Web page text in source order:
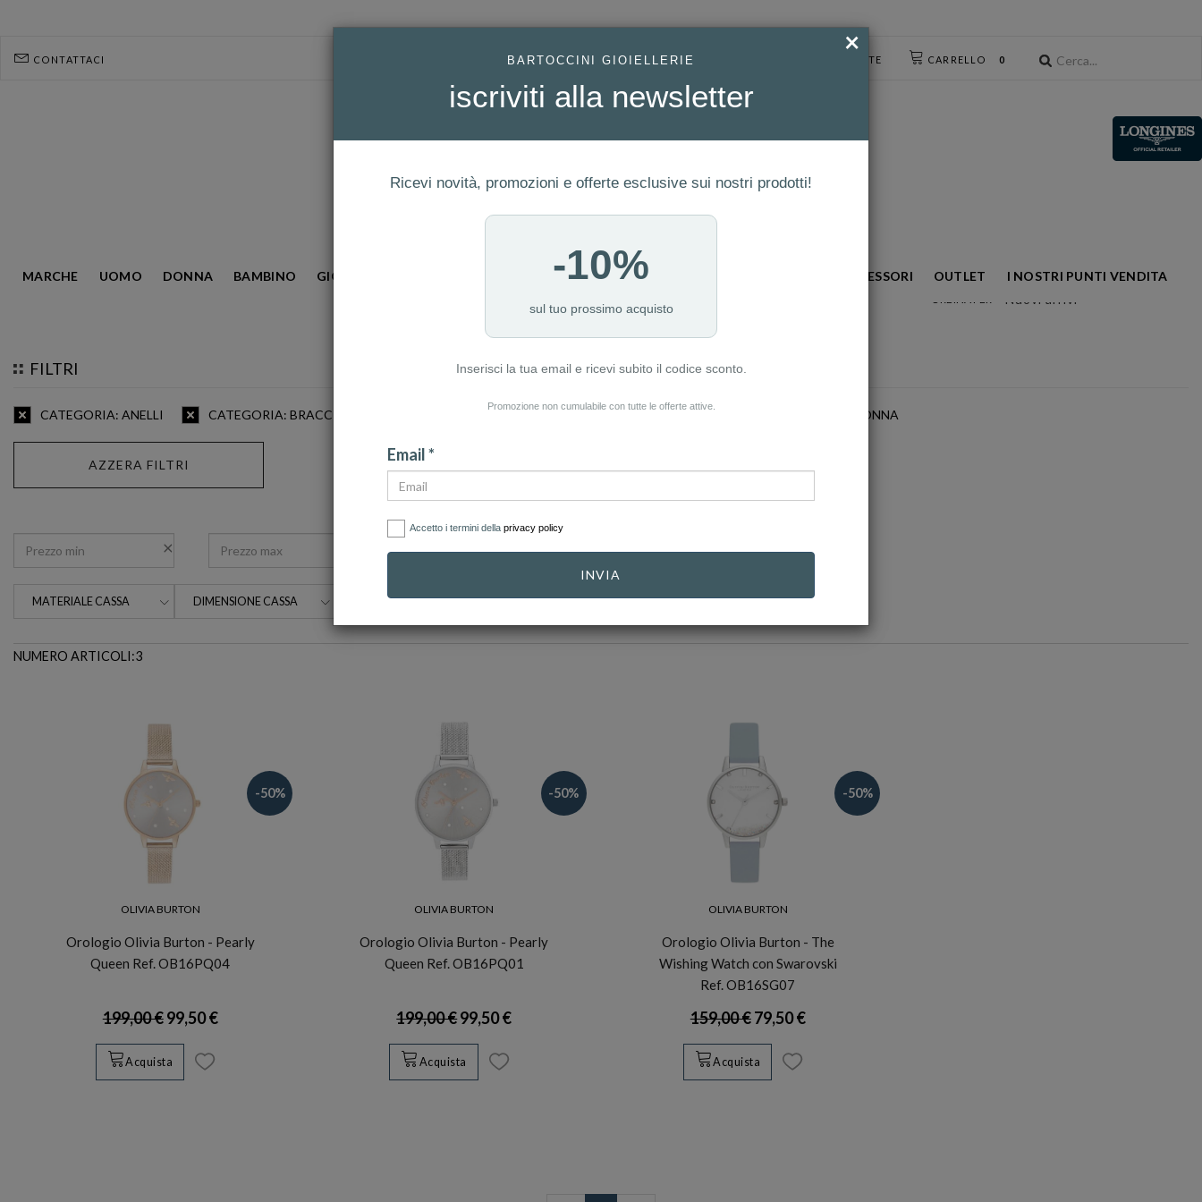
CARRELLO 0
ACCESSO UTENTE
CONTATTACI
MARCHE UOMO DONNA BAMBINO GIOIELLERIA GIOIELLI MODA OROLOGI ACCESSORI OUTLET I NOSTRI PUNTI VENDITA
HOMEPAGE
OLIVIA BURTON
ORDINA PER
Nuovi arrivi
FILTRI
CATEGORIA: ANELLI CATEGORIA: BRACCIALI CATEGORIA: COLLANE CATEGORIA: OROLOGI CATEGORIA: DONNA
AZZERA FILTRI
CATEGORIE
MATERIALE CASSA DIMENSIONE CASSA
NUMERO ARTICOLI:3
-50%
OLIVIA BURTON
Orologio Olivia Burton - Pearly
Queen Ref. OB16PQ04
199,00 €99,50 €
Acquista
-50%
OLIVIA BURTON
Orologio Olivia Burton - Pearly
Queen Ref. OB16PQ01
199,00 €99,50 €
Acquista
-50%
OLIVIA BURTON
Orologio Olivia Burton - The
Wishing Watch con Swarovski
Ref. OB16SG07
159,00 €79,50 €
Acquista
×
BARTOCCINI GIOIELLERIE
iscriviti alla newsletter
Ricevi novità, promozioni e offerte esclusive sui nostri prodotti!
-10%
sul tuo prossimo acquisto
Inserisci la tua email e ricevi subito il codice sconto.
Promozione non cumulabile con tutte le offerte attive.
Email *
Accetto i termini della privacy policy
INVIA